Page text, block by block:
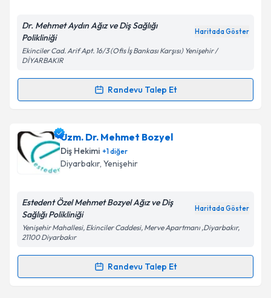
Metni'ni okudum ve kişisel verilerimin belirtilen
kapsamda işlenmesini kabul ediyorum.
Dr. Mehmet Aydın Ağız ve Diş Sağlığı
Polikliniği
Haritada Göster
Ekinciler Cad. Arif Apt. 16/3 (Ofis İş Bankası Karşısı) Yenişehir /
DİYARBAKIR
Randevu Talep Et
Randevu Takvimi Talebi
Dr. Mehmet Aydıniçin randevu takvimi talebi
oluşturun. Size bu uzmandan randevu almanız için bir
takvim hazırlandığında e-posta ile bilgilendireceğiz.
Metni'ni okudum ve kişisel verilerimin belirtilen
kapsamda işlenmesini kabul ediyorum.
Uzm. Dr. Mehmet Bozyel
Diş Hekimi +1diğer
Diyarbakır, Yenişehir
Estedent Özel Mehmet Bozyel Ağız ve Diş
Sağlığı Polikliniği
Haritada Göster
Yenişehir Mahallesi, Ekinciler Caddesi, Merve Apartmanı ,Diyarbakır,
21100 Diyarbakır
Randevu Talep Et
Randevu Takvimi Talebi